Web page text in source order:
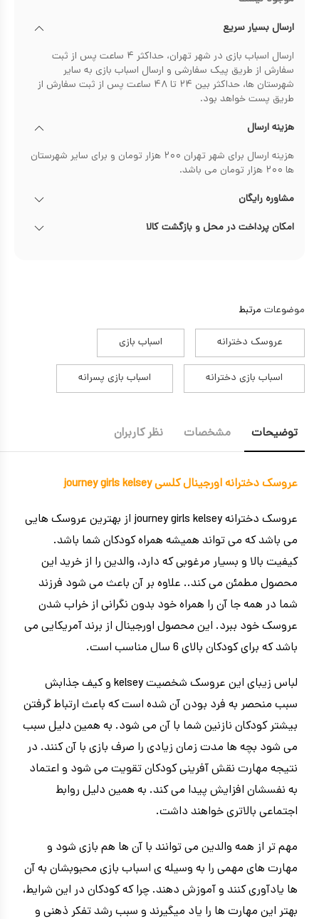
ارسال بسیار سریع
ارسال اسباب بازی در شهر تهران، حداکثر ۴ ساعت پس از ثبت
سفارش از طریق پیک سفارشی و ارسال اسباب بازی به سایر
شهرستان ها، حداکثر بین ۲۴ تا ۴۸ ساعت پس از ثبت سفارش از
طریق پست خواهد بود.
هزینه ارسال
هزینه ارسال برای شهر تهران ۲۰۰ هزار تومان و برای سایر شهرستان
ها ۲۰۰ هزار تومان می باشد.
مشاوره رایگان
امکان پرداخت در محل و بازگشت کالا
موضوعات مرتبط
عروسک دخترانه اسباب بازی
اسباب بازی دخترانه اسباب بازی پسرانه
توضیحات مشخصات نظر کاربران
عروسک دخترانه اورجینال کلسی journey girls kelsey
عروسک دخترانه journey girls kelsey از بهترین عروسک هایی
می باشد که می تواند همیشه همراه کودکان شما باشد.
کیفیت بالا و بسیار مرغوبی که دارد، والدین را از خرید این
محصول مطمئن می کند.. علاوه بر آن باعث می شود فرزند
شما در همه جا آن را همراه خود بدون نگرانی از خراب شدن
عروسک خود ببرد. این محصول اورجینال از برند آمریکایی می
باشد که برای کودکان بالای 6 سال مناسب است.
لباس زیبای این عروسک شخصیت kelsey و کیف جذابش
سبب منحصر به فرد بودن آن شده است که باعث ارتباط گرفتن
بیشتر کودکان نازنین شما با آن می شود. به همین دلیل سبب
می شود بچه ها مدت زمان زیادی را صرف بازی با آن کنند. در
نتیجه مهارت نقش آفرینی کودکان تقویت می شود و اعتماد
به نفسشان افزایش پیدا می کند. به همین دلیل روابط
اجتماعی بالاتری خواهند داشت.
مهم تر از همه والدین می توانند با آن ها هم بازی شود و
مهارت های مهمی را به وسیله ی اسباب بازی محبوبشان به آن
ها یادآوری کنند و آموزش دهند. چرا که کودکان در این شرایط،
بهتر این مهارت ها را یاد میگیرند و سبب رشد تفکر ذهنی و